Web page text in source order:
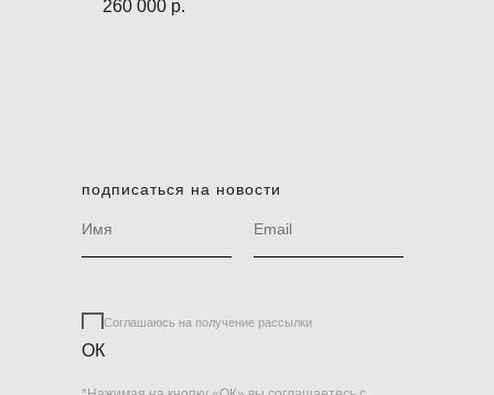
260 000 р.
подписаться на новости
Соглашаюсь на получение рассылки
ОК